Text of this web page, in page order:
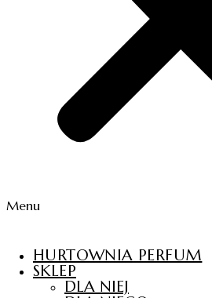
Menu
HURTOWNIA PERFUM
SKLEP
DLA NIEJ